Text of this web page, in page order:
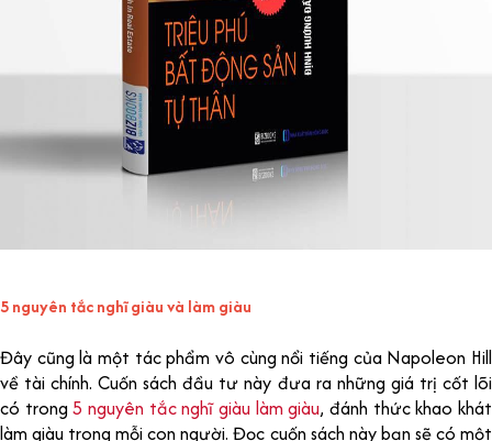
5 nguyên tắc nghĩ giàu và làm giàu
Đây cũng là một tác phẩm vô cùng nổi tiếng của Napoleon Hill
về tài chính. Cuốn sách đầu tư này đưa ra những giá trị cốt lõi
có trong5 nguyên tắc nghĩ giàu làm giàu, đánh thức khao khát
làm giàu trong mỗi con người. Đọc cuốn sách này bạn sẽ có một